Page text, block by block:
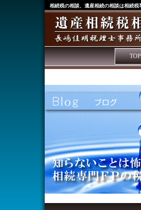
相続税の相談、遺産相続の相談は相続
TOP